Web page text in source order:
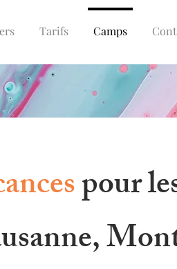
Tarifs Camps
pour